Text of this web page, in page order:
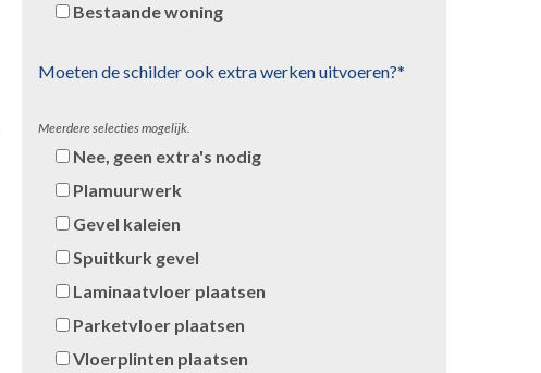
Bestaande woning
Moeten de schilder ook extra werken uitvoeren?*
Meerdere selecties mogelijk.
Nee, geen extra's nodig
Plamuurwerk
Gevel kaleien
Spuitkurk gevel
Laminaatvloer plaatsen
Parketvloer plaatsen
Vloerplinten plaatsen